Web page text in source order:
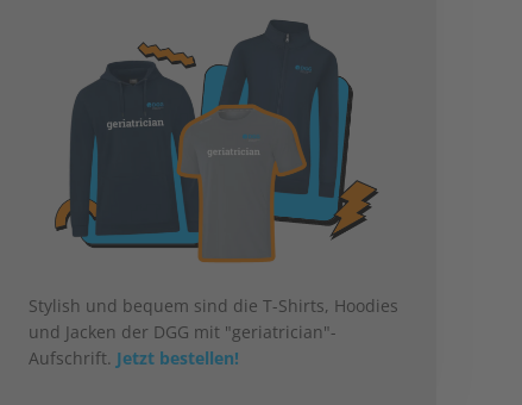
Stylish und bequem sind die T-Shirts, Hoodies
und Jacken der DGG mit "geriatrician"-
Aufschrift. Jetzt bestellen!